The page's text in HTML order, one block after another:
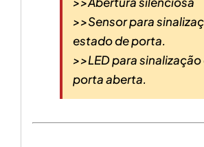
>>Sensor para
estado de porta.
>>LED para sinalização
porta aberta.